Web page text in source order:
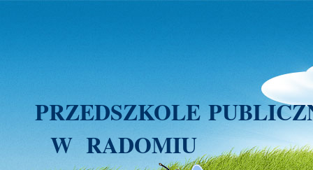
PRZEDSZKOLE
W RADOMIU